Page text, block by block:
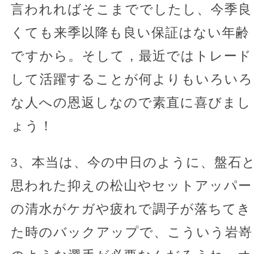
言われればそこまででしたし、今季良
くても来季以降も良い保証はない年齢
ですから。そして，最近ではトレード
して活躍することが何よりもいろいろ
な人への恩返しなので素直に喜びまし
ょう！
3、本当は、今の中日のように、盤石と
思われた抑えの松山やセットアッパー
の清水がケガや疲れで調子が落ちてき
た時のバックアップで、こういう岩嵜